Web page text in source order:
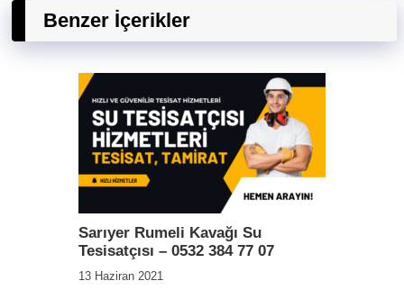
Benzer İçerikler
Sarıyer Rumeli Kavağı Su
Tesisatçısı – 0532 384 77 07
13 Haziran 2021